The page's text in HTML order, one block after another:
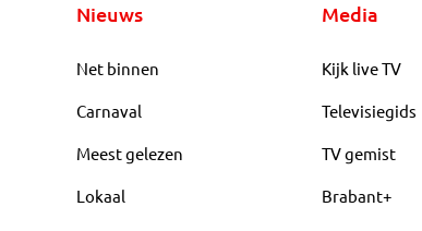
Nieuws
Net binnen
Carnaval
Meest gelezen
Lokaal
Media
Kijk live TV
Televisiegids
TV gemist
Brabant+